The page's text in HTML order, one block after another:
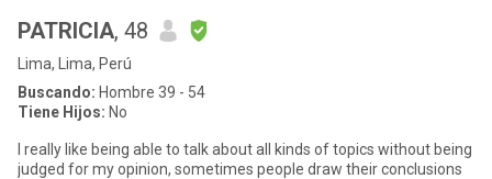
PATRICIA, 48
Lima, Lima, Perú
Buscando: Hombre 39 - 54
Tiene Hijos: No
I really like being able to talk about all kinds of topics without being
judged for my opinion, sometimes people draw their conclusions